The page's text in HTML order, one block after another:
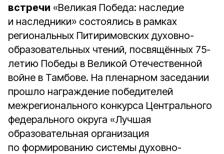
встречи «Великая Победа: наследие
и наследники» состоялись в рамках
региональных Питиримовских духовно-
образовательных чтений, посвящённых 75-
летию Победы в Великой Отечественной
войне в Тамбове. На пленарном заседании
прошло награждение победителей
межрегионального конкурса Центрального
федерального округа «Лучшая
образовательная организация
по формированию системы духовно-